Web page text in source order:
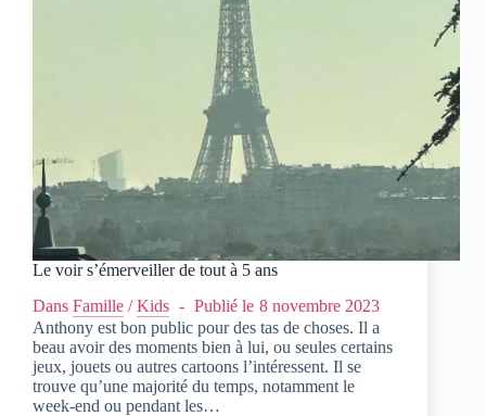
Le voir s’émerveiller de tout à 5 ans
Dans Famille /Kids Publié le 8 novembre 2023
Anthony est bon public pour des tas de choses. Il a
beau avoir des moments bien à lui, ou seules certains
jeux, jouets ou autres cartoons l’intéressent. Il se
trouve qu’une majorité du temps, notamment le
week-end ou pendant les…